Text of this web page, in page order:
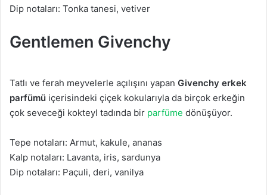
Dip notaları: Tonka tanesi, vetiver
Gentlemen Givenchy
Tatlı ve ferah meyvelerle açılışını yapan Givenchy erkek
parfümü içerisindeki çiçek kokularıyla da birçok erkeğin
çok seveceği kokteyl tadında bir parfüme dönüşüyor.
Tepe notaları: Armut, kakule, ananas
Kalp notaları: Lavanta, iris, sardunya
Dip notaları: Paçuli, deri, vanilya